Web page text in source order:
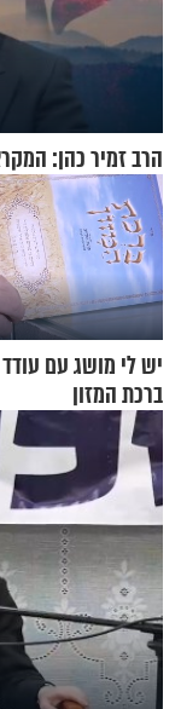
הרב זמיר כהן:
יש לי מושג עם
ברכת המזון